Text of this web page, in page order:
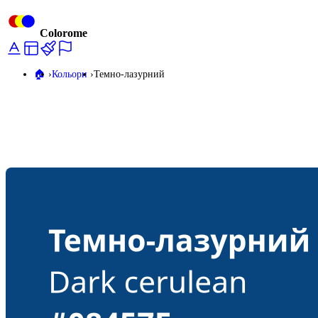
Colorome
🏠️ Кольори Темно-лазурний